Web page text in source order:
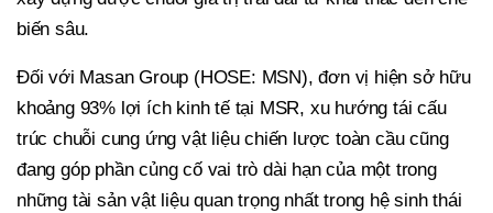
biến sâu.
Đối với Masan Group (HOSE: MSN), đơn vị hiện sở hữu
khoảng 93% lợi ích kinh tế tại MSR, xu hướng tái cấu
trúc chuỗi cung ứng vật liệu chiến lược toàn cầu cũng
đang góp phần củng cố vai trò dài hạn của một trong
những tài sản vật liệu quan trọng nhất trong hệ sinh thái